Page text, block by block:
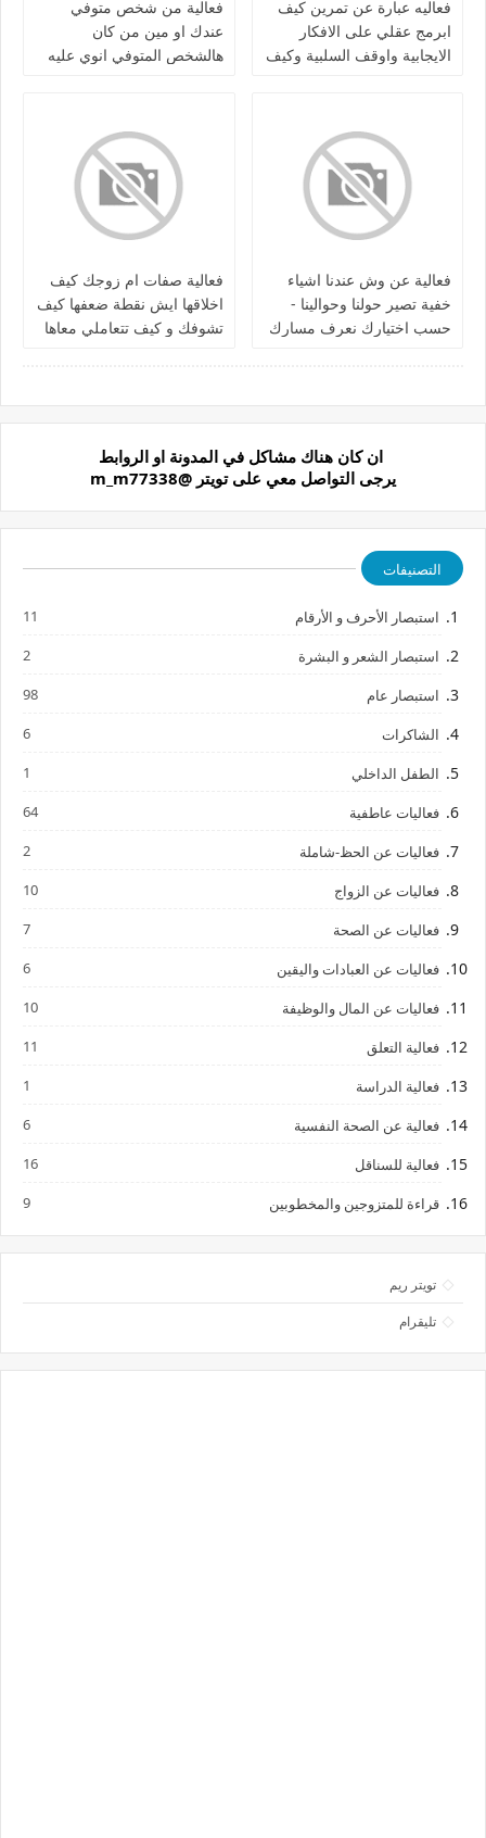
فعاليه عبارة عن تمرين كيف
ابرمج عقلي على الافكار
الايجابية واوقف السلبية وكيف
فعالية من شخص متوفي
عندك او مين من كان
هالشخص المتوفي انوي عليه
فعالية عن وش عندنا اشياء
خفية تصير حولنا وحوالينا -
حسب اختيارك نعرف مسارك
فعالية صفات ام زوجك كيف
اخلاقها ايش نقطة ضعفها كيف
تشوفك و كيف تتعاملي معاها
ان كان هناك مشاكل في المدونة او الروابط
يرجى التواصل معي على تويتر @m_m77338
التصنيفات
استبصار الأحرف و الأرقام 11
استبصار الشعر و البشرة 2
استبصار عام 98
الشاكرات 6
الطفل الداخلي 1
فعاليات عاطفية 64
فعاليات عن الحظ-شاملة 2
فعاليات عن الزواج 10
فعاليات عن الصحة 7
فعاليات عن العبادات واليقين 6
فعاليات عن المال والوظيفة 10
فعالية التعلق 11
فعالية الدراسة 1
فعالية عن الصحة النفسية 6
فعالية للسناقل 16
قراءة للمتزوجين والمخطوبين 9
تويتر ريم
تليقرام